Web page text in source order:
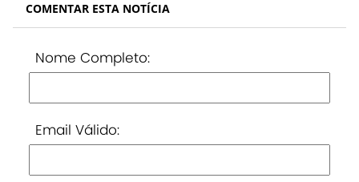
COMENTAR ESTA NOTÍCIA
Nome Completo:
Email Válido: